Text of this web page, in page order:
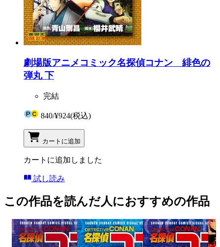
劇場版アニメコミック名探偵コナン 緋色の
弾丸 下
完結
840/¥924(税込)
カートに追加
カートに追加しました
試し読み
この作品を読んだ人におすすめの作品